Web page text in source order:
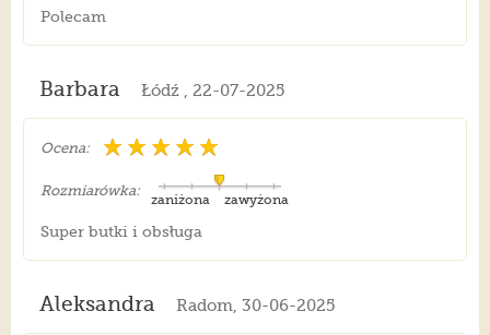
Polecam
Barbara Łódź , 22-07-2025
Ocena:
Rozmiarówka:
zawyżona
zaniżona
Super butki i obsługa
Aleksandra Radom, 30-06-2025